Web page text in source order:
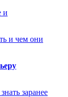
и
и чем они
заранее